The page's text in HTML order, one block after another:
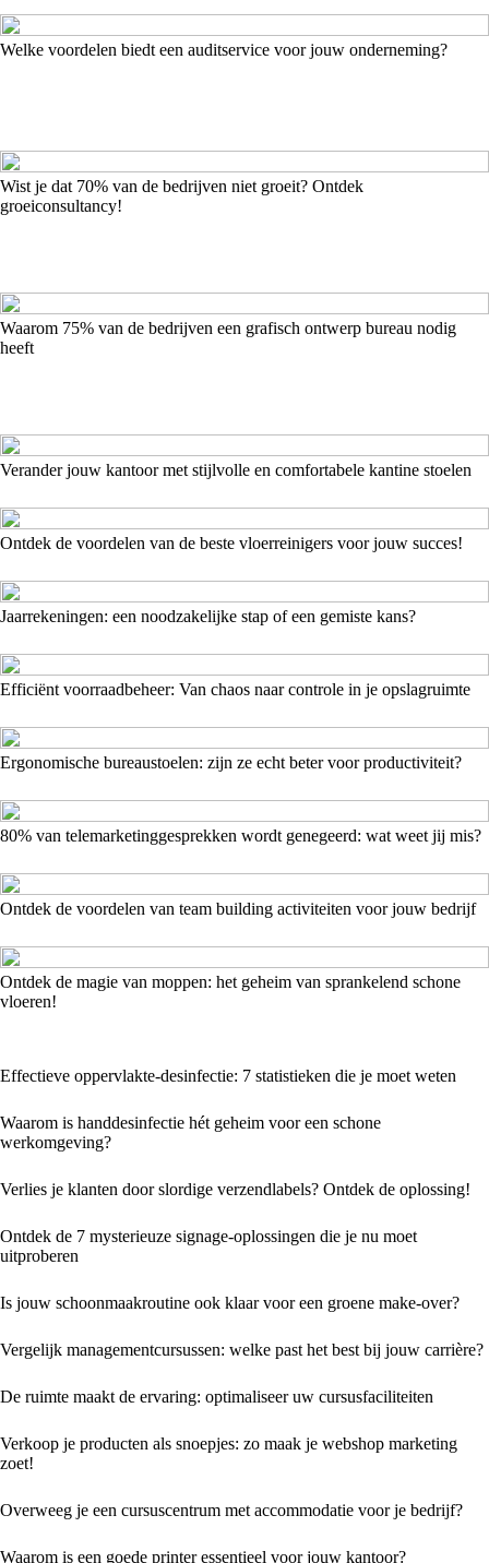
Welke voordelen biedt een auditservice voor jouw onderneming?
Wist je dat 70% van de bedrijven niet groeit? Ontdek
groeiconsultancy!
Waarom 75% van de bedrijven een grafisch ontwerp bureau nodig
heeft
Verander jouw kantoor met stijlvolle en comfortabele kantine stoelen
Ontdek de voordelen van de beste vloerreinigers voor jouw succes!
Jaarrekeningen: een noodzakelijke stap of een gemiste kans?
Efficiënt voorraadbeheer: Van chaos naar controle in je opslagruimte
Ergonomische bureaustoelen: zijn ze echt beter voor productiviteit?
80% van telemarketinggesprekken wordt genegeerd: wat weet jij mis?
Ontdek de voordelen van team building activiteiten voor jouw bedrijf
Ontdek de magie van moppen: het geheim van sprankelend schone
vloeren!
Effectieve oppervlakte-desinfectie: 7 statistieken die je moet weten
Waarom is handdesinfectie hét geheim voor een schone
werkomgeving?
Verlies je klanten door slordige verzendlabels? Ontdek de oplossing!
Ontdek de 7 mysterieuze signage-oplossingen die je nu moet
uitproberen
Is jouw schoonmaakroutine ook klaar voor een groene make-over?
Vergelijk managementcursussen: welke past het best bij jouw carrière?
De ruimte maakt de ervaring: optimaliseer uw cursusfaciliteiten
Verkoop je producten als snoepjes: zo maak je webshop marketing
zoet!
Overweeg je een cursuscentrum met accommodatie voor je bedrijf?
Waarom is een goede printer essentieel voor jouw kantoor?